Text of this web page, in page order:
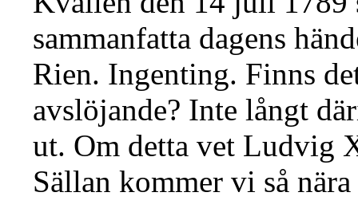
sammanfatta dagens
Rien. Ingenting. Finns
avslöjande? Inte långt
ut. Om detta vet Ludvig
Sällan kommer vi så